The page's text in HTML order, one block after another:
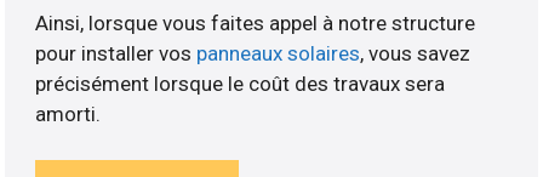
Ainsi, lorsque vous faites appel à notre structure
pour installer vos panneaux solaires, vous savez
précisément lorsque le coût des travaux sera
amorti.